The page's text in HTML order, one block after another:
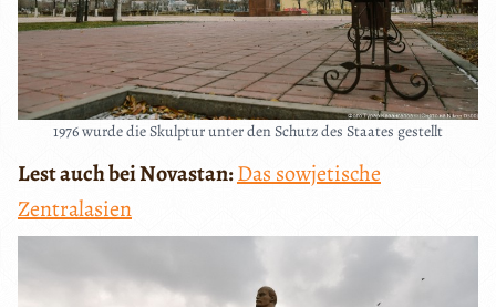
1976 wurde die Skulptur unter den Schutz des Staates gestellt
Lest auch bei Novastan:Das sowjetische
Zentralasien